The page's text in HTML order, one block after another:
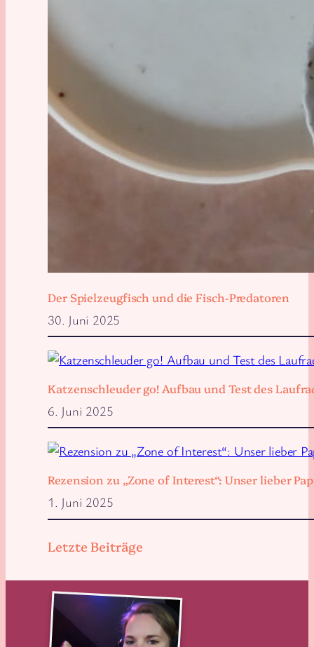
Letzte Beiträge
Der Spielzeugfisch und die Fisch-Predatoren
30. Juni 2025
Katzenschleuder go! Aufbau und Test des
6. Juni 2025
Rezension zu „Zone of Interest“: Unser lieber
1. Juni 2025